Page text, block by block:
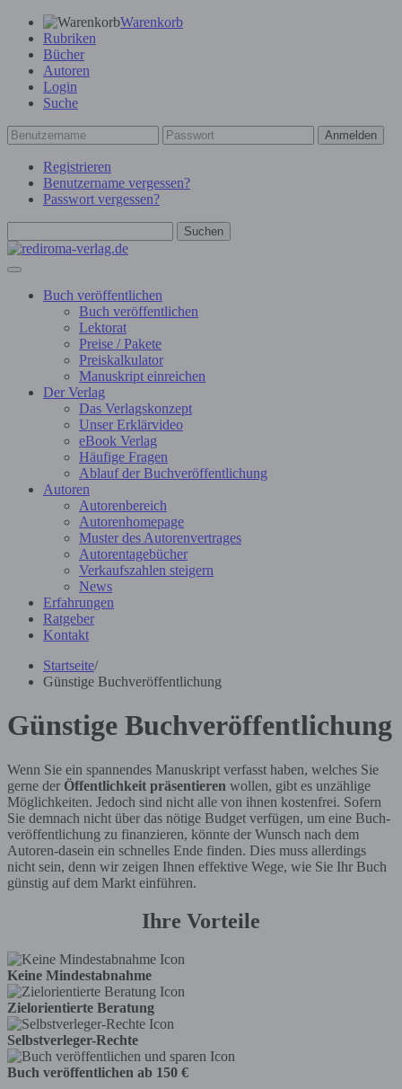
Warenkorb
Rubriken
Bücher
Autoren
Login
Suche
Anmelden
Registrieren
Benutzername vergessen?
Passwort vergessen?
Suchen
Buch veröffentlichen
Buch veröffentlichen
Lektorat
Preise / Pakete
Preiskalkulator
Manuskript einreichen
Der Verlag
Das Verlagskonzept
Unser Erklärvideo
eBook Verlag
Häufige Fragen
Ablauf der Buchveröffentlichung
Autoren
Autorenbereich
Autorenhomepage
Muster des Autorenvertrages
Autorentagebücher
Verkaufszahlen steigern
News
Erfahrungen
Ratgeber
Kontakt
Startseite/
Günstige Buchveröffentlichung
Günstige Buchveröffentlichung
Wenn Sie ein spannendes Manuskript verfasst haben, welches Sie
gerne der Öffentlichkeit präsentieren wollen, gibt es unzählige
Möglichkeiten. Jedoch sind nicht alle von ihnen kostenfrei. Sofern
Sie demnach nicht über das nötige Budget verfügen, um eine Buch-
veröffentlichung zu finanzieren, könnte der Wunsch nach dem
Autoren-dasein ein schnelles Ende finden. Dies muss allerdings
nicht sein, denn wir zeigen Ihnen effektive Wege, wie Sie Ihr Buch
günstig auf dem Markt einführen.
Ihre Vorteile
Keine Mindestabnahme
Zielorientierte Beratung
Selbstverleger-Rechte
Buch veröffentlichen ab 150 €